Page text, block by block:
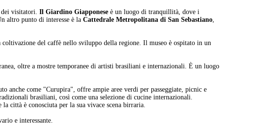
dei visitatori.Il Giardino Giapponese è un luogo di tranquillità, dove i
altro punto di interesse è laCattedrale Metropolitana di San Sebastiano,
del caffè nello sviluppo della regione. Il museo è ospitato in un
oltre a mostre temporanee di artisti brasiliani e internazionali. È un luogo
anche come "Curupira", offre ampie aree verdi per passeggiate, picnic e
brasiliani, così come una selezione di cucine internazionali.
città è conosciuta per la sua vivace scena birraria.
e interessante.